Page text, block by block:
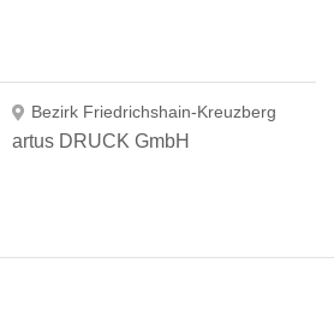
Bezirk Friedrichshain-Kreuzberg
artus DRUCK GmbH